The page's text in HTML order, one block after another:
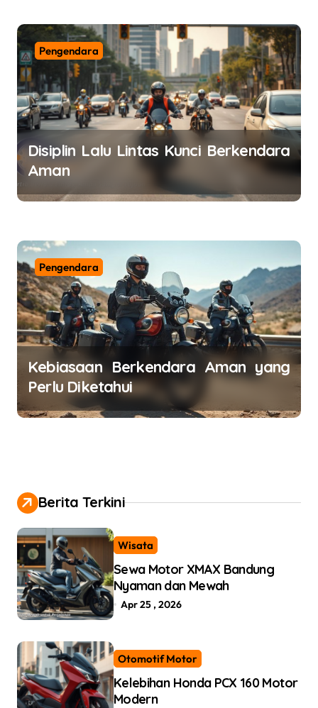
Pengendara
Disiplin Lalu Lintas Kunci Berkendara
Aman
Pengendara
Kebiasaan Berkendara Aman yang
Perlu Diketahui
Berita Terkini
Wisata
Sewa Motor XMAX Bandung
Nyaman dan Mewah
Apr 25 , 2026
Otomotif Motor
Kelebihan Honda PCX 160 Motor
Modern